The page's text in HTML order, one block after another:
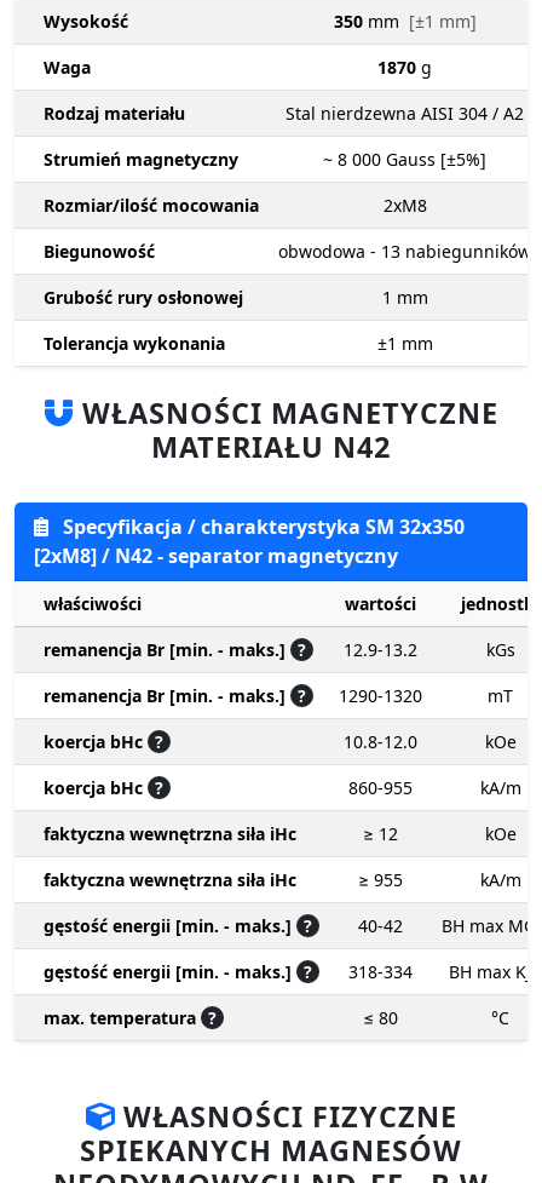
Wysokość
350 mm [±1 mm]
Waga
1870 g
Rodzaj materiału
Stal nierdzewna AISI 304 / A2
Strumień magnetyczny
~ 8 000 Gauss [±5%]
Rozmiar/ilość mocowania
2xM8
Biegunowość
obwodowa - 13 nabiegunników
Grubość rury osłonowej
1 mm
Tolerancja wykonania
±1 mm
WŁASNOŚCI MAGNETYCZNE
MATERIAŁU N42
Specyfikacja / charakterystyka SM 32x350
[2xM8] / N42 - separator magnetyczny
właściwości wartości
jednostki
remanencja Br [min. - maks.] ? 12.9-13.2
kGs
remanencja Br [min. - maks.] ? 1290-1320
mT
koercja bHc ? 10.8-12.0
kOe
koercja bHc ? 860-955
kA/m
faktyczna wewnętrzna siła iHc
≥ 12
kOe
faktyczna wewnętrzna siła iHc
≥ 955
kA/m
gęstość energii [min. - maks.] ? 40-42
BH max
gęstość energii [min. - maks.] ? 318-334
BH max
max. temperatura ? ≤ 80 °C
WŁASNOŚCI FIZYCZNE
SPIEKANYCH MAGNESÓW